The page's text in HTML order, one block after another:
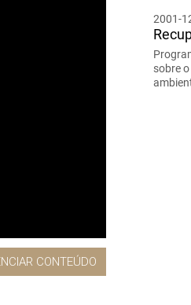
CONTEÚDO
2001-
sobre